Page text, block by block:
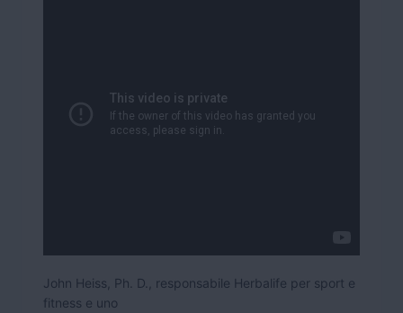
John Heiss, Ph. D., responsabile Herbalife per sport e
fitness e uno